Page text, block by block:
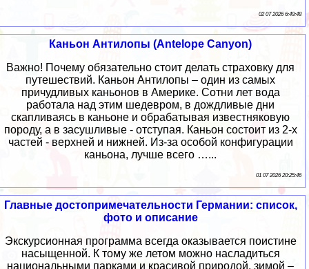
02 07 2026 6:49:48
Каньон Антилопы (Antelope Canyon)
Важно! Почему обязательно стоит делать страховку для
путешествий. Каньон Антилопы – один из самых
причудливых каньонов в Америке. Сотни лет вода
работала над этим шедевром, в дождливые дни
скапливаясь в каньоне и обрабатывая известняковую
породу, а в засушливые - отступая. Каньон состоит из 2-х
частей - верхней и нижней. Из-за особой конфигурации
каньона, лучше всего …...
01 07 2026 20:25:46
Главные достопримечательности Германии: список,
фото и описание
Экскурсионная программа всегда оказывается поистине
насыщенной. К тому же летом можно насладиться
национальными парками и красивой природой, зимой –